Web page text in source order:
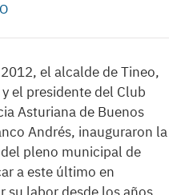
el alcalde de Tineo,
el presidente del Club
Asturiana de Buenos
Andrés, inauguraron la
pleno municipal de
a este último en